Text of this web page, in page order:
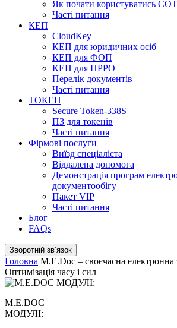
Як почати користуватись
Часті питання
КЕП
CloudKey
КЕП для юридичних осіб
КЕП для ФОП
КЕП для ПРРО
Перелік документів
Часті питання
ТОКЕН
Secure Token-338S
ПЗ для токенів
Часті питання
Фірмові послуги
Виїзд спеціаліста
Віддалена допомога
Демонстрація програм
документообігу
Пакет VIP
Часті питання
Блог
FAQs
Зворотній звʼязок
Головна M.E.Doc – своєчасна електронна
Оптимізація часу і сил
M.E.DOC
МОДУЛІ: